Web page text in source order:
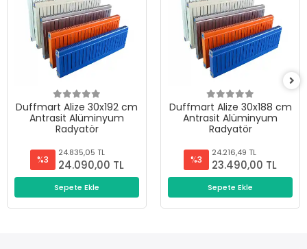
Duffmart Alize 30x192 cm
Antrasit Alüminyum
Radyatör
%3
24.835,05 TL
24.090,00 TL
Sepete Ekle
Duffmart Alize 30x188 cm
Antrasit Alüminyum
Radyatör
%3
24.216,49 TL
23.490,00 TL
Sepete Ekle